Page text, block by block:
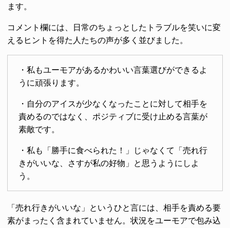
ます。
コメント欄には、日常のちょっとしたトラブルを笑いに変
えるヒントを得た人たちの声が多く並びました。
・私もユーモアがあるかわいい言葉選びができるよ
うに頑張ります。
・自分のアイスが少なくなったことに対して相手を
責めるのではなく、ポジティブに受け止める言葉が
素敵です。
・私も「勝手に食べられた！」じゃなくて「売れ行
きがいいな、さすが私の好物」と思うようにしよ
う。
「売れ行きがいいな」というひと言には、相手を責める要
素がまったく含まれていません。状況をユーモアで包み込